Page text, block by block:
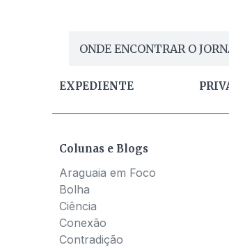
ONDE ENCONTRAR O
EXPEDIENTE
Colunas e Blogs
Araguaia em Foco
Bolha
Ciência
Conexão
Contradição